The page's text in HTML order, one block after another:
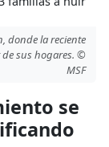
donde la reciente
sus hogares. ©
MSF
se